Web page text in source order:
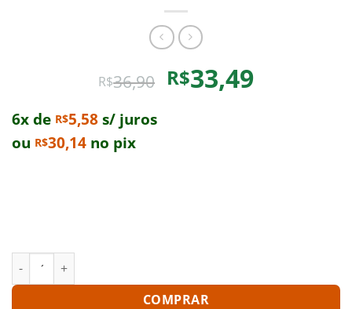
R$36,90 O
preço
R$33,49O
preço
6x de R$5,58s/ juros
ou R$30,14 no pix
POT. FREE SPIRIT "MIAMI SUN" PRÉ ADULTA quantidade
COMPRAR